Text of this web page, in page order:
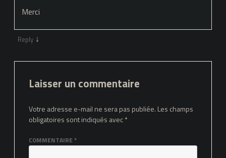
Merci
Reply ↓
Laisser un commentaire
Votre adresse e-mail ne sera pas publiée. Les champs
obligatoires sont indiqués avec*
COMMENTAIRE *